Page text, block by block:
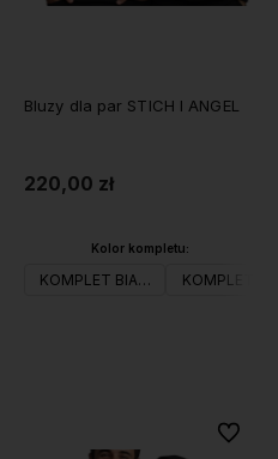
Bluzy dla par STICH I ANGEL
220,00 zł
Kolor kompletu:
KOMPLET BIAŁY KOMPLET
Do